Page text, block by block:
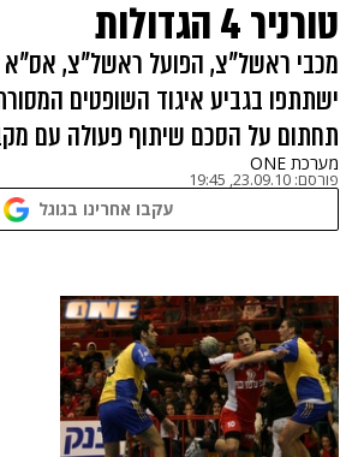
טורניר 4 הגדולות
מכבי ראשל"צ, הפועל ראשל"צ,
ישתתפו בגביע איגוד השופטים
תחתום על הסכם שיתוף פעולה עם
מערכת ONE
פורסם: 23.09.10, 19:45
עקבו אחרינו בגוגל